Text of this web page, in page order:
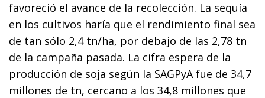
favoreció el avance de la recolección. La sequía
en los cultivos haría que el rendimiento final sea
de tan sólo 2,4 tn/ha, por debajo de las 2,78 tn
de la campaña pasada. La cifra espera de la
producción de soja según la SAGPyA fue de 34,7
millones de tn, cercano a los 34,8 millones que